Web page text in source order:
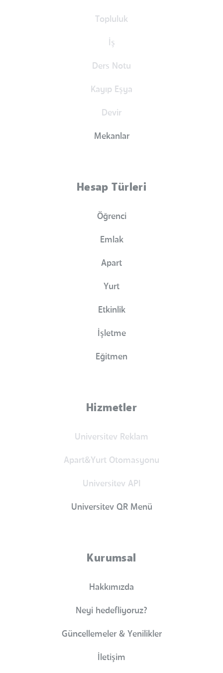
Topluluk
İş
Ders Notu
Kayıp Eşya
Devir
Mekanlar
Hesap Türleri
Öğrenci
Emlak
Apart
Yurt
Etkinlik
İşletme
Eğitmen
Hizmetler
Universitev Reklam
Apart&Yurt Otomasyonu
Universitev API
Universitev QR Menü
Kurumsal
Hakkımızda
Neyi hedefliyoruz?
Güncellemeler & Yenilikler
İletişim